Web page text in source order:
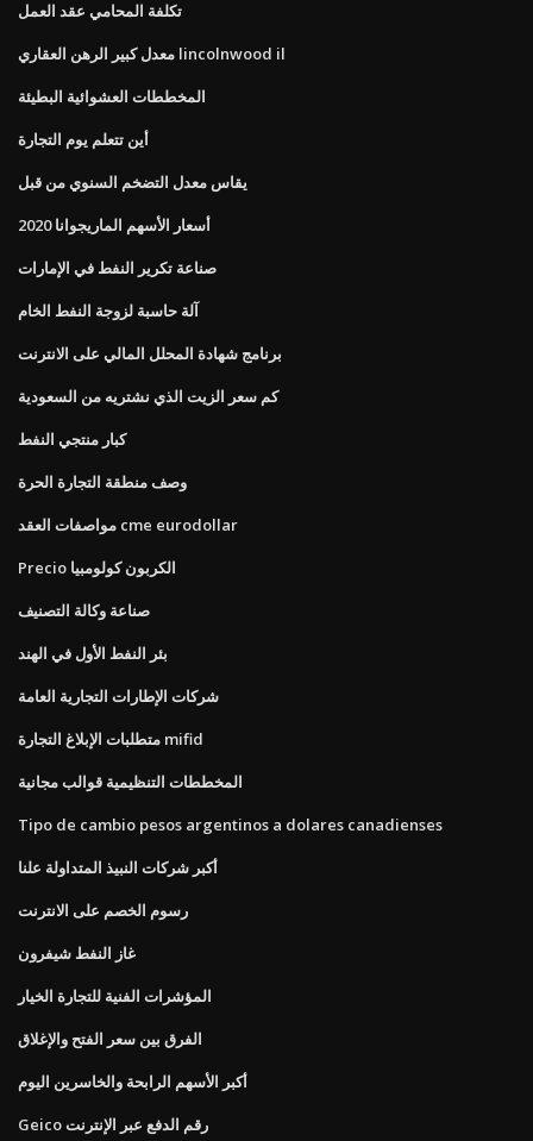
تكلفة المحامي عقد العمل
معدل كبير الرهن العقاري lincolnwood il
المخططات العشوائية البطيئة
أين تتعلم يوم التجارة
يقاس معدل التضخم السنوي من قبل
أسعار الأسهم الماريجوانا 2020
صناعة تكرير النفط في الإمارات
آلة حاسبة لزوجة النفط الخام
برنامج شهادة المحلل المالي على الانترنت
كم سعر الزيت الذي نشتريه من السعودية
كبار منتجي النفط
وصف منطقة التجارة الحرة
مواصفات العقد cme eurodollar
Precio الكربون كولومبيا
صناعة وكالة التصنيف
بئر النفط الأول في الهند
شركات الإطارات التجارية العامة
متطلبات الإبلاغ التجارة mifid
المخططات التنظيمية قوالب مجانية
Tipo de cambio pesos argentinos a dolares canadienses
أكبر شركات النبيذ المتداولة علنا
رسوم الخصم على الانترنت
غاز النفط شيفرون
المؤشرات الفنية للتجارة الخيار
الفرق بين سعر الفتح والإغلاق
أكبر الأسهم الرابحة والخاسرين اليوم
Geico رقم الدفع عبر الإنترنت